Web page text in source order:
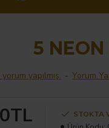
5
yorum yapılmış. - Yorum
STOKTA